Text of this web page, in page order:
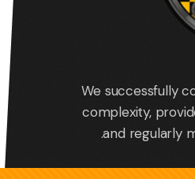
We successfully
complexity,
and regularly